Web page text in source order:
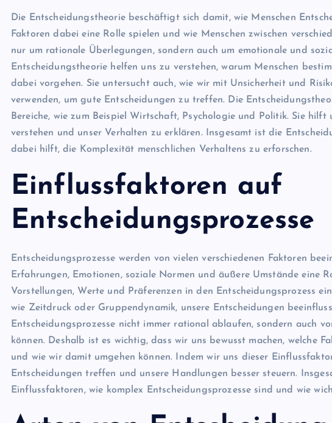
Die Entscheidungstheorie beschäftigt sich damit, wie Menschen
Faktoren dabei eine Rolle spielen und wie Menschen zwischen
nur um rationale Überlegungen, sondern auch um emotionale und
Entscheidungstheorie helfen uns zu verstehen, warum Menschen
dabei vorgehen. Sie untersucht auch, wie wir mit Unsicherheit und
verwenden, um gute Entscheidungen zu treffen. Die
Bereiche, wie zum Beispiel Wirtschaft, Psychologie und Politik. Sie
verstehen und unser Verhalten zu erklären. Insgesamt ist die
dabei hilft, die Komplexität menschlichen Verhaltens zu erforschen.
Einflussfaktoren auf
Entscheidungsprozesse
Entscheidungsprozesse werden von vielen verschiedenen Faktoren
Erfahrungen, Emotionen, soziale Normen und äußere Umstände eine
Vorstellungen, Werte und Präferenzen in den Entscheidungsprozess
wie Zeitdruck oder Gruppendynamik, unsere Entscheidungen
Entscheidungsprozesse nicht immer rational ablaufen, sondern auch
können. Deshalb ist es wichtig, dass wir uns bewusst machen, welche
und wie wir damit umgehen können. Indem wir uns dieser
Entscheidungen treffen und unsere Handlungen besser steuern.
Einflussfaktoren, wie komplex Entscheidungsprozesse sind und wie